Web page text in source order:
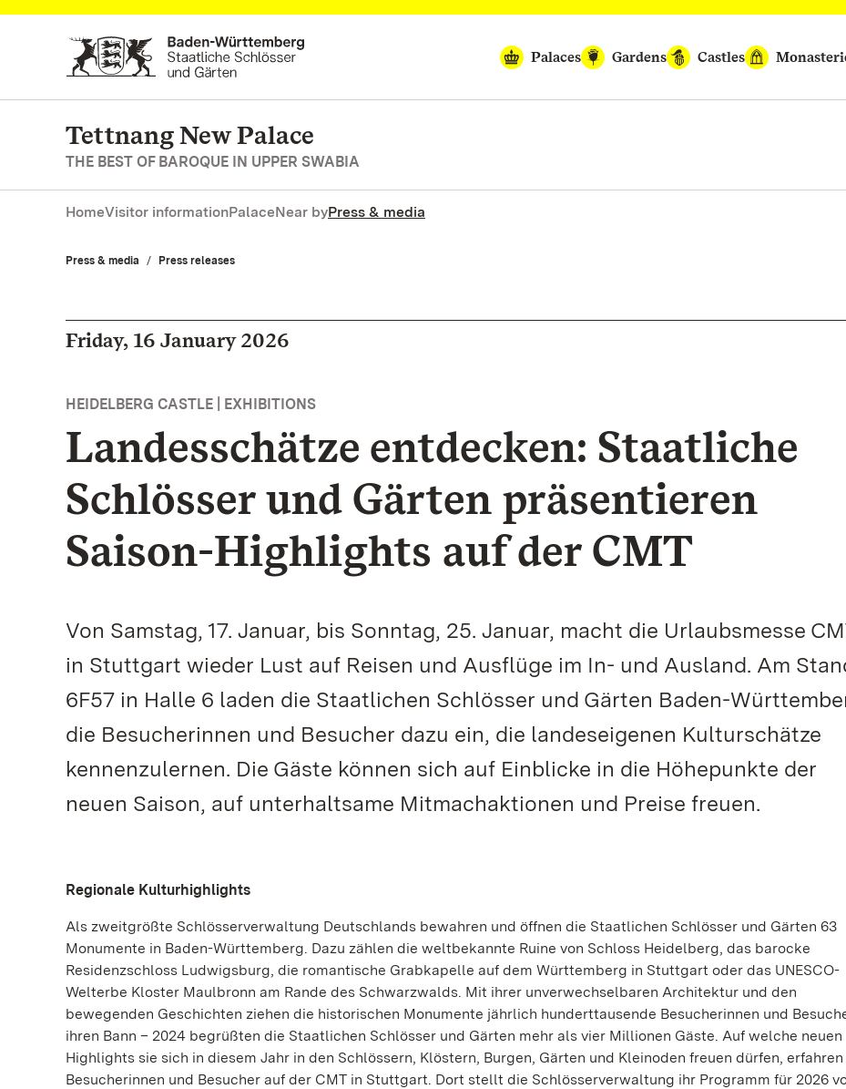
Navigate to main page
Palaces
Gardens Castles
Tettnang New Palace
THE BEST OF BAROQUE IN UPPER SWABIA
HomeVisitor informationPalaceNear byPress & media
Press & media Press releases
Friday, 16 January 2026
HEIDELBERG CASTLE | EXHIBITIONS
Landesschätze entdecken: Staatliche
Schlösser und Gärten präsentieren
Saison-Highlights auf der CMT
Von Samstag, 17. Januar, bis Sonntag, 25. Januar, macht die Urlaubsmesse
in Stuttgart wieder Lust auf Reisen und Ausflüge im In- und Ausland. Am
6F57 in Halle 6 laden die Staatlichen Schlösser und Gärten Baden-
die Besucherinnen und Besucher dazu ein, die landeseigenen Kulturschätze
kennenzulernen. Die Gäste können sich auf Einblicke in die Höhepunkte der
neuen Saison, auf unterhaltsame Mitmachaktionen und Preise freuen.
Regionale Kulturhighlights
Als zweitgrößte Schlösserverwaltung Deutschlands bewahren und öffnen die Staatlichen Schlösser und Gärten 63
Monumente in Baden-Württemberg. Dazu zählen die weltbekannte Ruine von Schloss Heidelberg, das barocke
Residenzschloss Ludwigsburg, die romantische Grabkapelle auf dem Württemberg in Stuttgart oder das UNESCO-
Welterbe Kloster Maulbronn am Rande des Schwarzwalds. Mit ihrer unverwechselbaren Architektur und den
bewegenden Geschichten ziehen die historischen Monumente jährlich hunderttausende Besucherinnen und
ihren Bann – 2024 begrüßten die Staatlichen Schlösser und Gärten mehr als vier Millionen Gäste. Auf welche neuen
Highlights sie sich in diesem Jahr in den Schlössern, Klöstern, Burgen, Gärten und Kleinoden freuen dürfen, erfahren
Besucherinnen und Besucher auf der CMT in Stuttgart. Dort stellt die Schlösserverwaltung ihr Programm für 2026